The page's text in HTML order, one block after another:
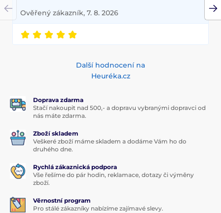
Ověřený zákazník, 7. 8. 2026
Další hodnocení na
Heuréka.cz
Doprava zdarma
Stačí nakoupit nad 500,- a dopravu vybranými dopravci od
nás máte zdarma.
Zboží skladem
Veškeré zboží máme skladem a dodáme Vám ho do
druhého dne.
Rychlá zákaznická podpora
Vše řešíme do pár hodin, reklamace, dotazy či výměny
zboží.
Věrnostní program
Pro stálé zákazníky nabízíme zajímavé slevy.